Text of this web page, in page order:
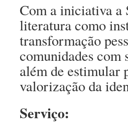
Com a iniciativa a
literatura como
transformação
comunidades com
além de estimular
valorização da
Serviço: